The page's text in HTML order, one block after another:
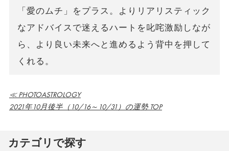
「愛のムチ」をプラス。よりリアリスティック
なアドバイスで迷えるハートを叱咤激励しなが
ら、より良い未来へと進めるよう背中を押して
くれる。
≪ PHOTOASTROLOGY
2021年10月後半（10/16～10/31）の運勢 TOP
カテゴリで探す